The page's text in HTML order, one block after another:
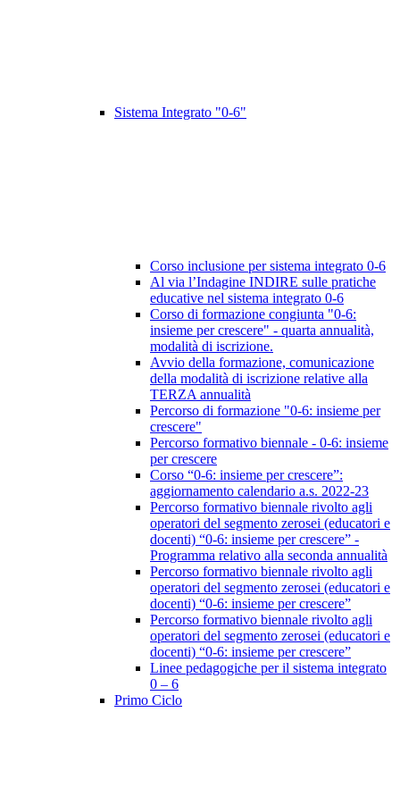
Sistema Integrato "0-6"
Corso inclusione per sistema integrato 0-6
Al via l’Indagine INDIRE sulle pratiche
educative nel sistema integrato 0-6
Corso di formazione congiunta "0-6:
insieme per crescere" - quarta annualità,
modalità di iscrizione.
Avvio della formazione, comunicazione
della modalità di iscrizione relative alla
TERZA annualità
Percorso di formazione "0-6: insieme per
crescere"
Percorso formativo biennale - 0-6: insieme
per crescere
Corso “0-6: insieme per crescere”:
aggiornamento calendario a.s. 2022-23
Percorso formativo biennale rivolto agli
operatori del segmento zerosei (educatori e
docenti) “0-6: insieme per crescere” -
Programma relativo alla seconda annualità
Percorso formativo biennale rivolto agli
operatori del segmento zerosei (educatori e
docenti) “0-6: insieme per crescere”
Percorso formativo biennale rivolto agli
operatori del segmento zerosei (educatori e
docenti) “0-6: insieme per crescere”
Linee pedagogiche per il sistema integrato
0 – 6
Primo Ciclo